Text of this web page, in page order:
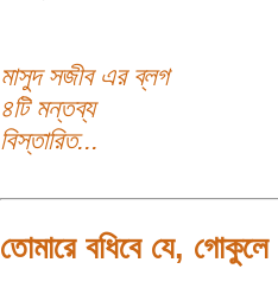
মাসুদ সজীব এর ব্লগ
৪টি মন্তব্য
বিস্তারিত...
তোমারে বধিবে যে, গোকুলে